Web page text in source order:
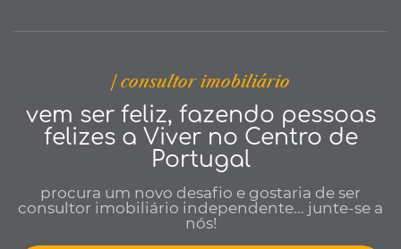
| consultor imobiliário
vem ser feliz, fazendo pessoas
felizes a Viver no Centro de
Portugal
procura um novo desafio e gostaria de ser
consultor imobiliário independente... junte-se a
nós!